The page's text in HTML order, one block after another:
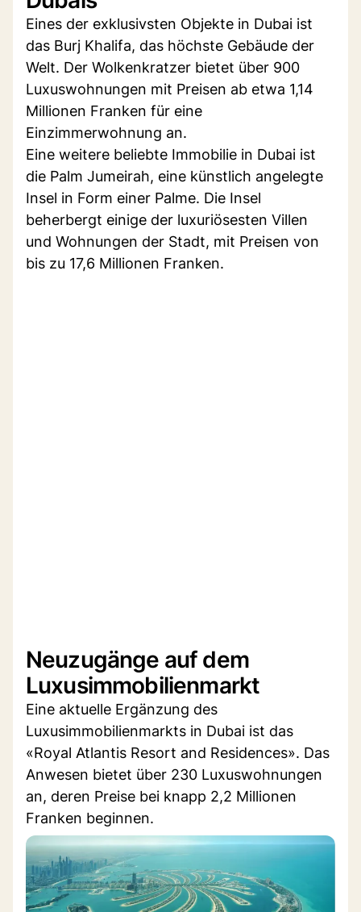
Eines der exklusivsten Objekte in Dubai ist
das Burj Khalifa, das höchste Gebäude der
Welt. Der Wolkenkratzer bietet über 900
Luxuswohnungen mit Preisen ab etwa 1,14
Millionen Franken für eine
Einzimmerwohnung an.
Eine weitere beliebte Immobilie in Dubai ist
die Palm Jumeirah, eine künstlich angelegte
Insel in Form einer Palme. Die Insel
beherbergt einige der luxuriösesten Villen
und Wohnungen der Stadt, mit Preisen von
bis zu 17,6 Millionen Franken.
Neuzugänge auf dem
Luxusimmobilienmarkt
Eine aktuelle Ergänzung des
Luxusimmobilienmarkts in Dubai ist das
«Royal Atlantis Resort and Residences». Das
Anwesen bietet über 230 Luxuswohnungen
an, deren Preise bei knapp 2,2 Millionen
Franken beginnen.